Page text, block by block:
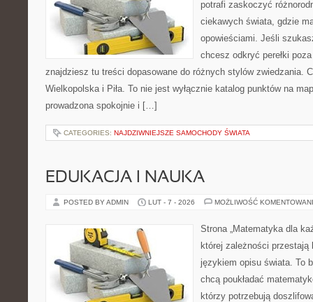
potrafi zaskoczyć
ciekawych świata, gdzie
opowieściami. Jeśli
chcesz odkryć perełki
znajdziesz tu treści dopasowane do różnych stylów zwiedzania.
Wielkopolska i Piła. To nie jest wyłącznie katalog punktów na
prowadzona spokojnie i […]
CATEGORIES: NAJDZIWNIEJSZE SAMOCHODY ŚWIATA
EDUKACJA I NAUKA
POSTED BY ADMIN LUT - 7 - 2026 MOŻLIWOŚĆ
Strona „Matematyka dla
której zależności
językiem opisu świata. To
chcą poukładać
którzy potrzebują